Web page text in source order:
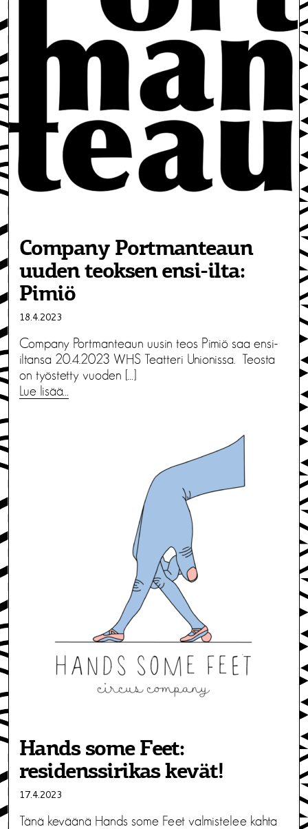
Company Portmanteaun
uuden teoksen ensi-ilta:
Pimiö
18.4.2023
Company Portmanteaun uusin teos Pimiö saa ensi-
iltansa 20.4.2023 WHS Teatteri Unionissa. Teosta
on työstetty vuoden […]
Lue lisää…
Hands some Feet:
residenssirikas kevät!
17.4.2023
Tänä keväänä Hands some Feet valmistelee kahta